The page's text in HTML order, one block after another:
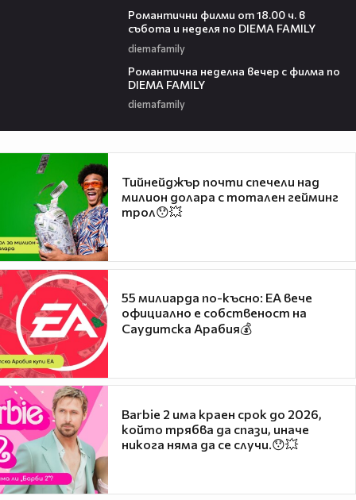
Романтични филми от 18.00 ч. в
събота и неделя по DIEMA FAMILY
diemafamily
Романтичнa неделна вечер с филма по
DIEMA FAMILY
diemafamily
Тийнейджър почти спечели над
милион долара с тотален гейминг
трол😯💥
55 милиарда по-късно: EA вече
официално е собственост на
Саудитска Арабия💰
Barbie 2 има краен срок до 2026,
който трябва да спази, иначе
никога няма да се случи.😯💥